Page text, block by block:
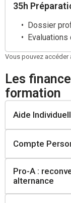
35h
Dossier
Evaluations
Vous pouvez accéder
Les
formation
Aide
Demandeur
Personne ayant
accompagnement
Compte
Salarié
Pro-A :
alternance